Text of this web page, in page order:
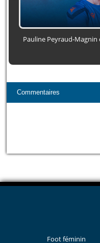
Pauline
Commentaires
Foot féminin